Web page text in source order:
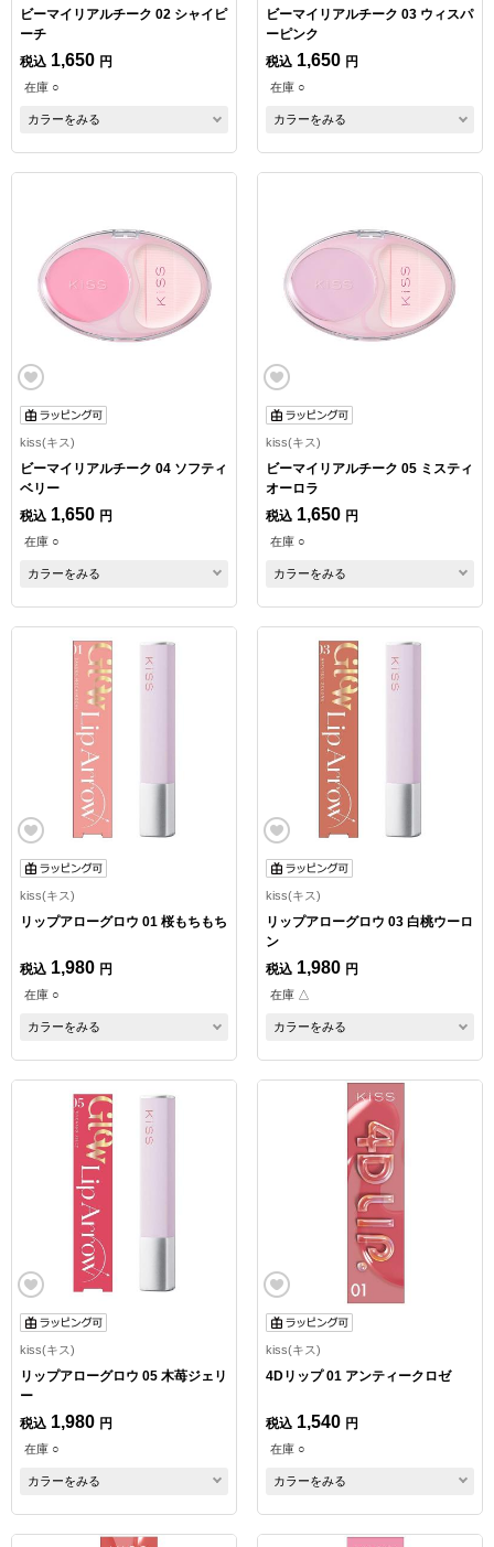
ビーマイリアルチーク 02 シャイピ
ーチ
税込 1,650 円
在庫 ○
カラーをみる
ビーマイリアルチーク 03 ウィスパ
ーピンク
税込 1,650 円
在庫 ○
カラーをみる
kiss(キス)
ビーマイリアルチーク 04 ソフティ
ベリー
税込 1,650 円
在庫 ○
カラーをみる
kiss(キス)
ビーマイリアルチーク 05 ミスティ
オーロラ
税込 1,650 円
在庫 ○
カラーをみる
kiss(キス)
リップアローグロウ 01 桜もちもち
税込 1,980 円
在庫 ○
カラーをみる
kiss(キス)
リップアローグロウ 03 白桃ウーロ
ン
税込 1,980 円
在庫 △
カラーをみる
kiss(キス)
リップアローグロウ 05 木苺ジェリ
ー
税込 1,980 円
在庫 ○
カラーをみる
kiss(キス)
4Dリップ 01 アンティークロゼ
税込 1,540 円
在庫 ○
カラーをみる